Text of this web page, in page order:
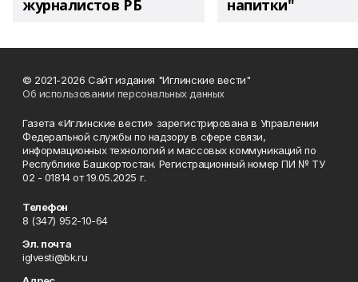
журналистов РБ напитки"
© 2021-2026 Сайт издания "Иглинские вести"
Об использовании персональных данных
Газета «Иглинские вести» зарегистрирована в Управлении
Федеральной службы по надзору в сфере связи,
информационных технологий и массовых коммуникаций по
Республике Башкортостан. Регистрационный номер ПИ № ТУ
02 - 01814 от 19.05.2025 г.
Телефон
8 (347) 952-10-64
Эл. почта
iglvesti@bk.ru